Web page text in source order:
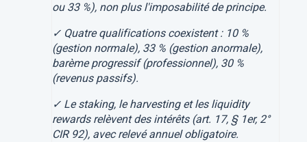
ou 33 %), non plus l'imposabilité de principe.
✓ Quatre qualifications coexistent : 10 %
(gestion normale), 33 % (gestion anormale),
barème progressif (professionnel), 30 %
(revenus passifs).
✓ Le staking, le harvesting et les liquidity
rewards relèvent des intérêts (art. 17, § 1er, 2°
CIR 92), avec relevé annuel obligatoire.